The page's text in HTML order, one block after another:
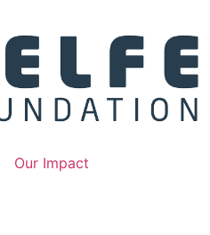
Our Impact